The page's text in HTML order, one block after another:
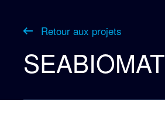
Retour aux projets
SEABIOMAT